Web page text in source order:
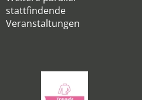
stattfindende
Veranstaltungen